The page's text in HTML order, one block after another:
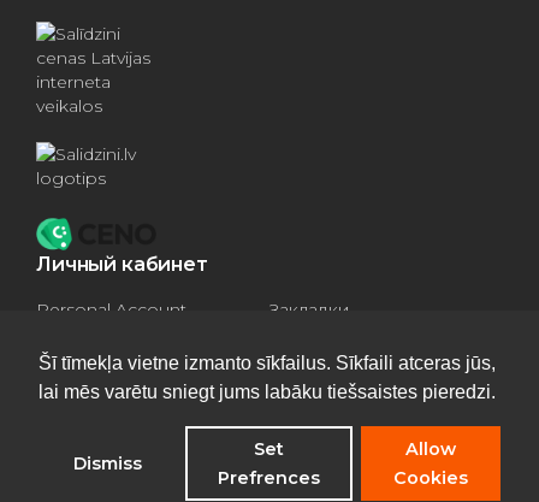
Šī tīmekļa vietne izmanto sīkfailus. Sīkfaili atceras jūs,
lai mēs varētu sniegt jums labāku tiešsaistes pieredzi.
Dismiss
Set
Prefrences
Allow
Cookies
Личный кабинет
Personal Account
Закладки
Privacy Policy